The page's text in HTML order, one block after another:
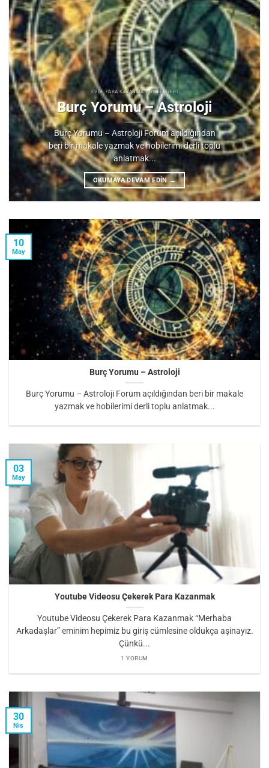
EVDE PARA KAZANMA YÖNTEMLERI
Burç Yorumu – Astroloji
Burç Yorumu – Astroloji Forum açıldığından
beri bir makale yazmak ve hobilerimi derli toplu
anlatmak...
OKUMAYA DEVAM EDIN→
Burç Yorumu – Astroloji
Burç Yorumu – Astroloji Forum açıldığından beri bir makale
yazmak ve hobilerimi derli toplu anlatmak...
10
May
Youtube Videosu Çekerek Para Kazanmak
Youtube Videosu Çekerek Para Kazanmak “Merhaba
Arkadaşlar” eminim hepimiz bu giriş cümlesine oldukça aşinayız.
Çünkü...
1 YORUM
03
May
30
Nis